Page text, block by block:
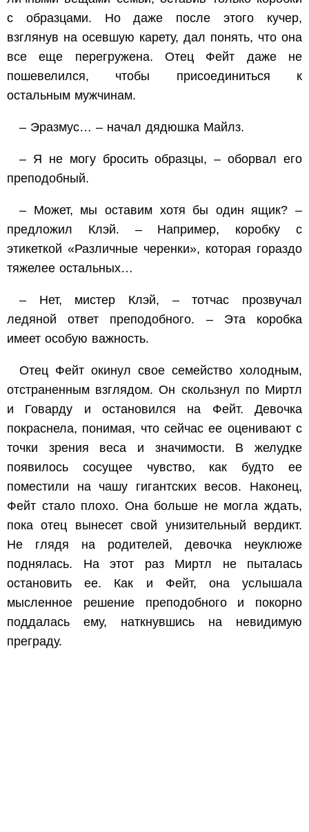
с образцами. Но даже после этого кучер,
взглянув на осевшую карету, дал понять, что она
все еще перегружена. Отец Фейт даже не
пошевелился, чтобы присоединиться к
остальным мужчинам.
– Эразмус… – начал дядюшка Майлз.
– Я не могу бросить образцы, – оборвал его
преподобный.
– Может, мы оставим хотя бы один ящик? –
предложил Клэй. – Например, коробку с
этикеткой «Различные черенки», которая гораздо
тяжелее остальных…
– Нет, мистер Клэй, – тотчас прозвучал
ледяной ответ преподобного. – Эта коробка
имеет особую важность.
Отец Фейт окинул свое семейство холодным,
отстраненным взглядом. Он скользнул по Миртл
и Говарду и остановился на Фейт. Девочка
покраснела, понимая, что сейчас ее оценивают с
точки зрения веса и значимости. В желудке
появилось сосущее чувство, как будто ее
поместили на чашу гигантских весов. Наконец,
Фейт стало плохо. Она больше не могла ждать,
пока отец вынесет свой унизительный вердикт.
Не глядя на родителей, девочка неуклюже
поднялась. На этот раз Миртл не пыталась
остановить ее. Как и Фейт, она услышала
мысленное решение преподобного и покорно
поддалась ему, наткнувшись на невидимую
преграду.